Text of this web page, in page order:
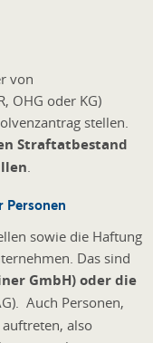
von
OHG oder KG)
stellen.
Straftatbestand
.
sowie die Haftung
Das sind
GmbH) oder die
Auch Personen,
also